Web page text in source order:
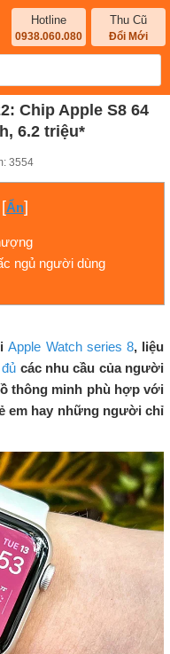
Hotline
0938.060.080
Thu Cũ
Đổi Mới
Chip Apple S8 64
6.2 triệu*
3554
[Ẩn]
ngủ người dùng
Apple Watch series 8, liệu
các nhu cầu của người
thông minh phù hợp với
em hay những người chỉ